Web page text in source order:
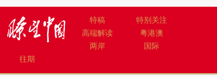
特稿
特别关注
高端解读
粤港澳
两岸
国际
往期